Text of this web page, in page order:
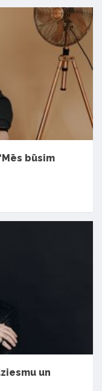
būsim
un